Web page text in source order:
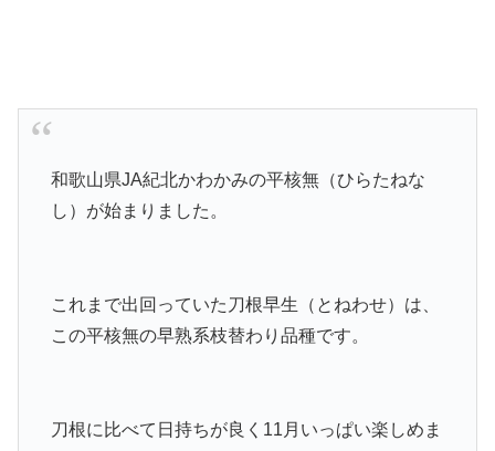
和歌山県JA紀北かわかみの平核無（ひらたねな
し）が始まりました。
これまで出回っていた刀根早生（とねわせ）は、
この平核無の早熟系枝替わり品種です。
刀根に比べて日持ちが良く11月いっぱい楽しめま